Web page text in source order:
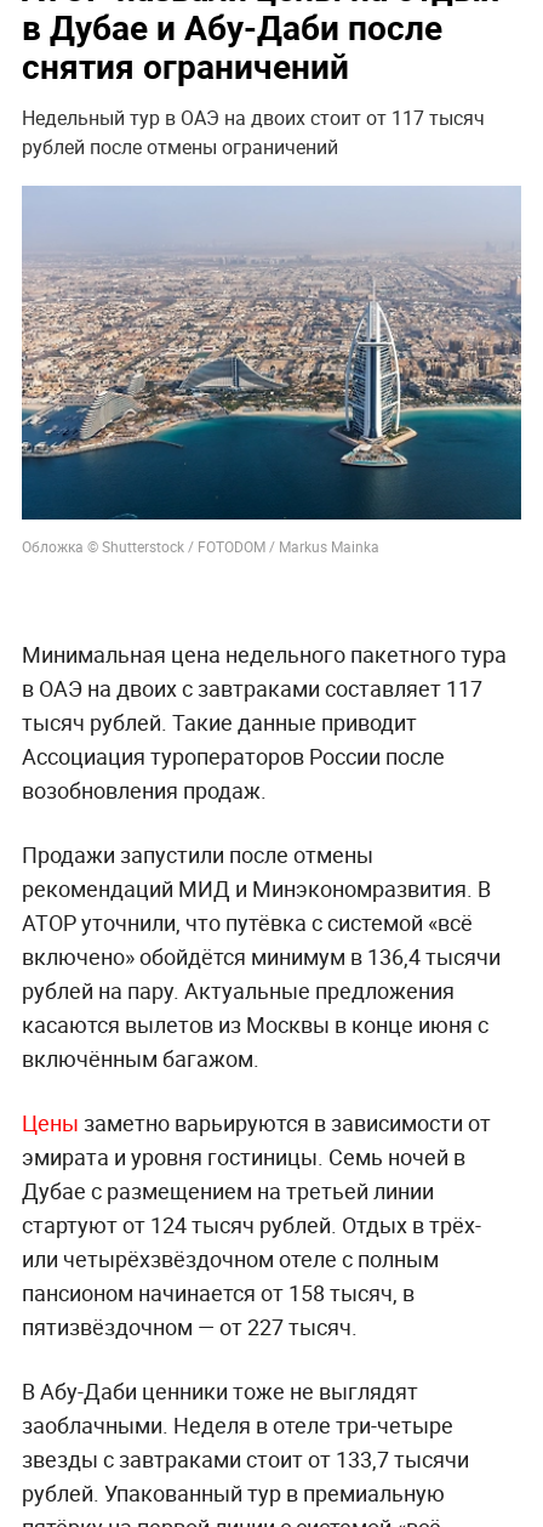
в Дубае и Абу-Даби после
снятия ограничений
Недельный тур в ОАЭ на двоих стоит от 117 тысяч
рублей после отмены ограничений
Обложка © Shutterstock / FOTODOM / Markus Mainka
Минимальная цена недельного пакетного тура
в ОАЭ на двоих с завтраками составляет 117
тысяч рублей. Такие данные приводит
Ассоциация туроператоров России после
возобновления продаж.
Продажи запустили после отмены
рекомендаций МИД и Минэкономразвития. В
АТОР уточнили, что путёвка с системой «всё
включено» обойдётся минимум в 136,4 тысячи
рублей на пару. Актуальные предложения
касаются вылетов из Москвы в конце июня с
включённым багажом.
Цены заметно варьируются в зависимости от
эмирата и уровня гостиницы. Семь ночей в
Дубае с размещением на третьей линии
стартуют от 124 тысяч рублей. Отдых в трёх-
или четырёхзвёздочном отеле с полным
пансионом начинается от 158 тысяч, в
пятизвёздочном — от 227 тысяч.
В Абу-Даби ценники тоже не выглядят
заоблачными. Неделя в отеле три-четыре
звезды с завтраками стоит от 133,7 тысячи
рублей. Упакованный тур в премиальную